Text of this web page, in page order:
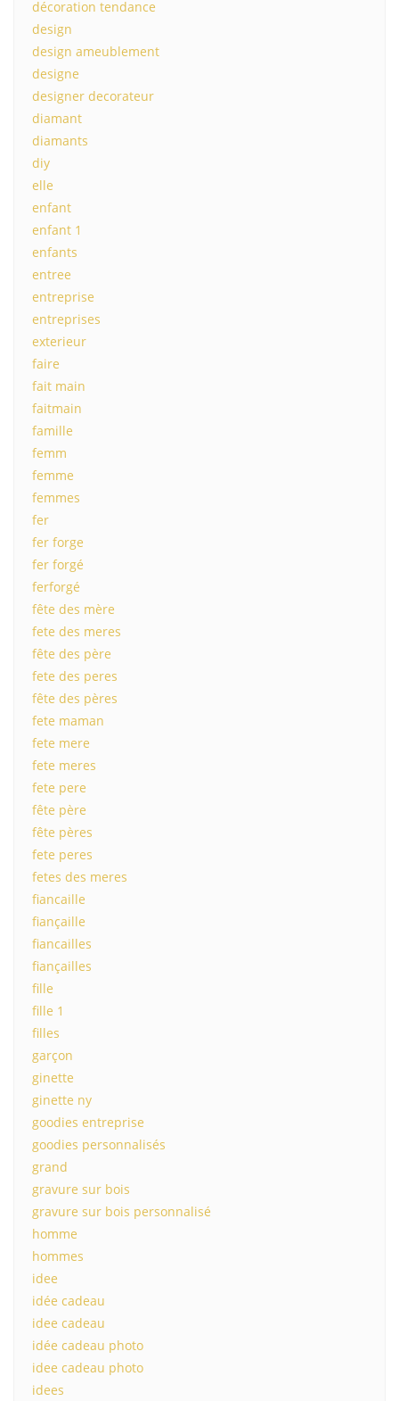
décoration tendance
design
design ameublement
designe
designer decorateur
diamant
diamants
diy
elle
enfant
enfant 1
enfants
entree
entreprise
entreprises
exterieur
faire
fait main
faitmain
famille
femm
femme
femmes
fer
fer forge
fer forgé
ferforgé
fête des mère
fete des meres
fête des père
fete des peres
fête des pères
fete maman
fete mere
fete meres
fete pere
fête père
fête pères
fete peres
fetes des meres
fiancaille
fiançaille
fiancailles
fiançailles
fille
fille 1
filles
garçon
ginette
ginette ny
goodies entreprise
goodies personnalisés
grand
gravure sur bois
gravure sur bois personnalisé
homme
hommes
idee
idée cadeau
idee cadeau
idée cadeau photo
idee cadeau photo
idees